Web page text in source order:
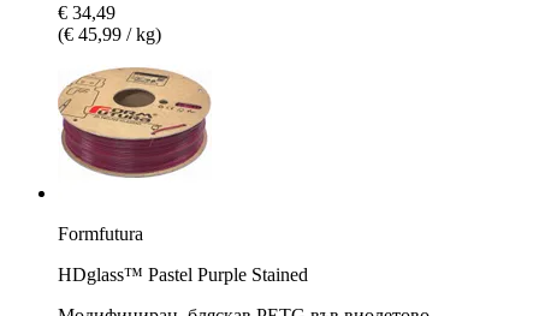
€ 34,49
(€ 45,99 / kg)
Formfutura
HDglass™ Pastel Purple Stained